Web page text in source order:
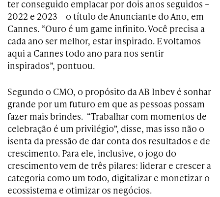
ter conseguido emplacar por dois anos seguidos –
2022 e 2023 – o título de Anunciante do Ano, em
Cannes. “Ouro é um game infinito. Você precisa a
cada ano ser melhor, estar inspirado. E voltamos
aqui a Cannes todo ano para nos sentir
inspirados”, pontuou.
Segundo o CMO, o propósito da AB Inbev é sonhar
grande por um futuro em que as pessoas possam
fazer mais brindes. “Trabalhar com momentos de
celebração é um privilégio”, disse, mas isso não o
isenta da pressão de dar conta dos resultados e de
crescimento. Para ele, inclusive, o jogo do
crescimento vem de três pilares: liderar e crescer a
categoria como um todo, digitalizar e monetizar o
ecossistema e otimizar os negócios.